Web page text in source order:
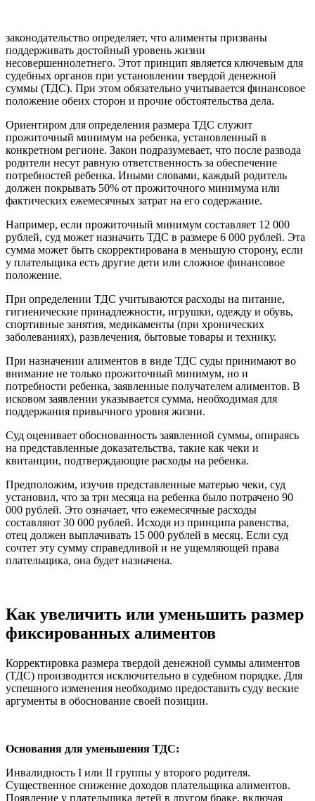
законодательство определяет, что алименты призваны
поддерживать достойный уровень жизни
несовершеннолетнего. Этот принцип является ключевым для
судебных органов при установлении твердой денежной
суммы (ТДС). При этом обязательно учитывается финансовое
положение обеих сторон и прочие обстоятельства дела.
Ориентиром для определения размера ТДС служит
прожиточный минимум на ребенка, установленный в
конкретном регионе. Закон подразумевает, что после развода
родители несут равную ответственность за обеспечение
потребностей ребенка. Иными словами, каждый родитель
должен покрывать 50% от прожиточного минимума или
фактических ежемесячных затрат на его содержание.
Например, если прожиточный минимум составляет 12 000
рублей, суд может назначить ТДС в размере 6 000 рублей. Эта
сумма может быть скорректирована в меньшую сторону, если
у плательщика есть другие дети или сложное финансовое
положение.
При определении ТДС учитываются расходы на питание,
гигиенические принадлежности, игрушки, одежду и обувь,
спортивные занятия, медикаменты (при хронических
заболеваниях), развлечения, бытовые товары и технику.
При назначении алиментов в виде ТДС суды принимают во
внимание не только прожиточный минимум, но и
потребности ребенка, заявленные получателем алиментов. В
исковом заявлении указывается сумма, необходимая для
поддержания привычного уровня жизни.
Суд оценивает обоснованность заявленной суммы, опираясь
на представленные доказательства, такие как чеки и
квитанции, подтверждающие расходы на ребенка.
Предположим, изучив представленные матерью чеки, суд
установил, что за три месяца на ребенка было потрачено 90
000 рублей. Это означает, что ежемесячные расходы
составляют 30 000 рублей. Исходя из принципа равенства,
отец должен выплачивать 15 000 рублей в месяц. Если суд
сочтет эту сумму справедливой и не ущемляющей права
плательщика, она будет назначена.
Как увеличить или уменьшить размер
фиксированных алиментов
Корректировка размера твердой денежной суммы алиментов
(ТДС) производится исключительно в судебном порядке. Для
успешного изменения необходимо предоставить суду веские
аргументы в обоснование своей позиции.
Основания для уменьшения ТДС:
Инвалидность I или II группы у второго родителя.
Существенное снижение доходов плательщика алиментов.
Появление у плательщика детей в другом браке, включая